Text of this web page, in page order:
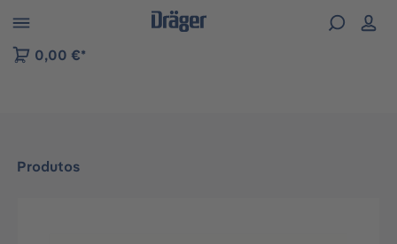
to B2B platform navigation
0,00 €*
Produtos